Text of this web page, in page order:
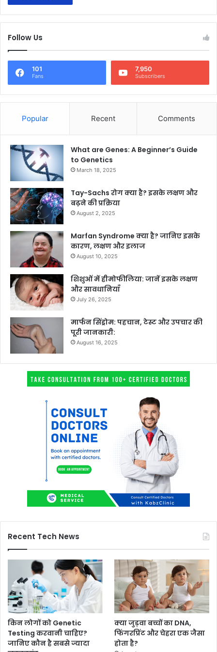
Follow Us
101
Fans
7,950
Subscribers
Popular Recent Comments
What are Genes: A Beginner’s Guide
to Genetics
March 18, 2025
Tay-Sachs रोग क्या है? इसके लक्षण और
बढ़ने की प्रक्रिया
August 2, 2025
Marfan Syndrome क्या है? जानिए इसके
कारण, लक्षण और इलाज
August 10, 2025
शिशुओं में हीमोफीलिया: जानें इसके लक्षण
और सावधानियाँ
July 26, 2025
मार्फन सिंड्रोम: पहचान, टेस्ट और उपचार की
पूरी जानकारी:
August 16, 2025
Recent Tech News
किन लोगों को Genetic
Testing करवानी चाहिए?
जानिए कौन है सबसे ज्यादा
क्या जुड़वा बच्चों का DNA,
फिंगरप्रिंट और चेहरा एक जैसा
होता है?